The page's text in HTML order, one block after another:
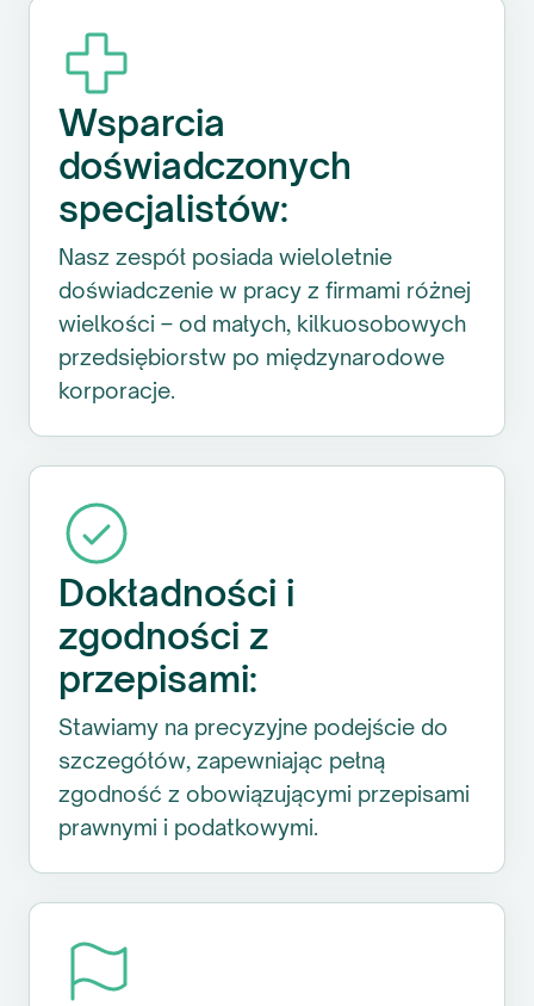
Wsparcia
doświadczonych
specjalistów:
Nasz zespół posiada wieloletnie
doświadczenie w pracy z firmami różnej
wielkości – od małych, kilkuosobowych
przedsiębiorstw po międzynarodowe
korporacje.
Dokładności i
zgodności z
przepisami:
Stawiamy na precyzyjne podejście do
szczegółów, zapewniając pełną
zgodność z obowiązującymi przepisami
prawnymi i podatkowymi.